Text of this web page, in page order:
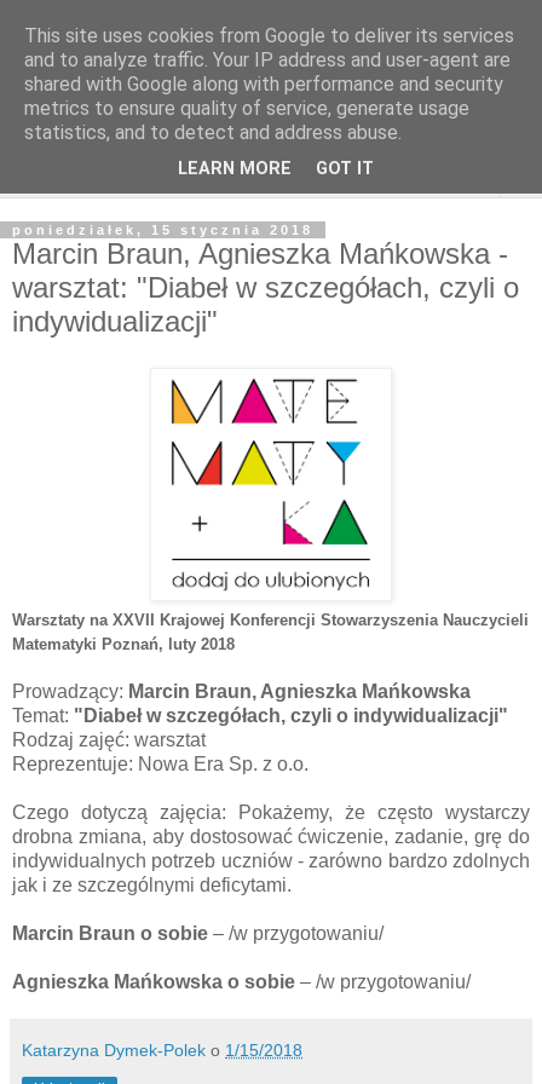
poniedziałek, 15 stycznia 2018
Marcin Braun, Agnieszka Mańkowska -
warsztat: "Diabeł w szczegółach, czyli o
indywidualizacji"
Warsztaty na XXVII Krajowej Konferencji Stowarzyszenia Nauczycieli
Matematyki Poznań, luty 2018
Prowadzący: Marcin Braun, Agnieszka Mańkowska
Temat: "Diabeł w szczegółach, czyli o indywidualizacji"
Rodzaj zajęć: warsztat
Reprezentuje: Nowa Era Sp. z o.o.
Czego dotyczą zajęcia: Pokażemy, że często wystarczy
drobna zmiana, aby dostosować ćwiczenie, zadanie, grę do
indywidualnych potrzeb uczniów - zarówno bardzo zdolnych
jak i ze szczególnymi deficytami.
Marcin Braun o sobie – /w przygotowaniu/
Agnieszka Mańkowska o sobie – /w przygotowaniu/
Katarzyna Dymek-Polek o 1/15/2018
This site uses cookies from Google to deliver its services
and to analyze traffic. Your IP address and user-agent are
shared with Google along with performance and security
metrics to ensure quality of service, generate usage
statistics, and to detect and address abuse.
LEARN MORE GOT IT